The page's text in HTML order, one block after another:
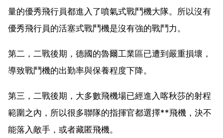
量的優秀飛行員都進入了噴氣式戰鬥機大隊。所以沒有
優秀飛行員的活塞式戰鬥機是沒有強的戰鬥力。
第二，二戰後期，德國的魯爾工業區已遭到嚴重損壞，
導致戰鬥機的出勤率與保養程度下降。
第三，二戰後期，大多數飛機場已經進入喀秋莎的射程
範圍之內，所以很多聯隊的指揮官都選擇**飛機，決不
能落入敵手，或者藏匿飛機。